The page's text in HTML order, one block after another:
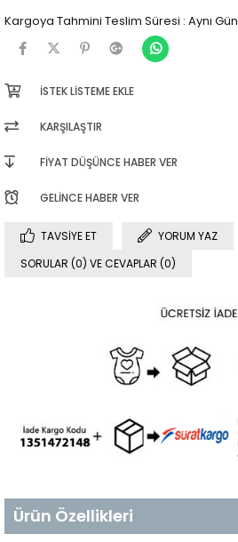
Kargoya Tahmini Teslim Süresi : Aynı Gün
İSTEK LISTEME EKLE
KARŞILAŞTIR
FIYAT DÜŞÜNCE HABER VER
GELINCE HABER VER
TAVSIYE ET
YORUM YAZ
SORULAR (0) VE CEVAPLAR (0)
Ürün Özellikleri